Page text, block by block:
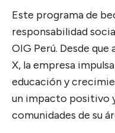
Este programa de
responsabilidad
OIG Perú. Desde
X, la empresa
educación y
un impacto positivo
comunidades de su